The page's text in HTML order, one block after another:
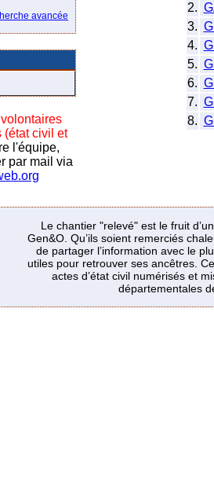
avancée
(état civil et
l'équipe,
par mail via
2.
3.
4.
5.
6.
7.
8.
Le chantier "relevé" est le fruit
Gen&O. Qu’ils soient remerciés
de partager l’information avec le
utiles pour retrouver ses ancêtres.
actes d’état civil numérisés et
départementales